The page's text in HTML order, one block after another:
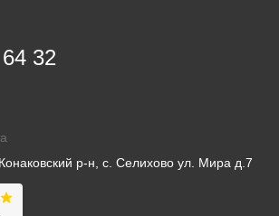
32
р-н, с. Селихово ул. Мира д.7